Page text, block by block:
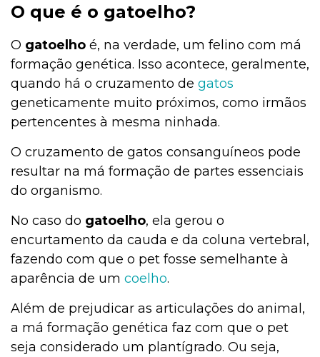
O que é o gatoelho?
O gatoelho é, na verdade, um felino com má
formação genética. Isso acontece, geralmente,
quando há o cruzamento de gatos
geneticamente muito próximos, como irmãos
pertencentes à mesma ninhada.
O cruzamento de gatos consanguíneos pode
resultar na má formação de partes essenciais
do organismo.
No caso do gatoelho, ela gerou o
encurtamento da cauda e da coluna vertebral,
fazendo com que o pet fosse semelhante à
aparência de um coelho.
Além de prejudicar as articulações do animal,
a má formação genética faz com que o pet
seja considerado um plantígrado. Ou seja,